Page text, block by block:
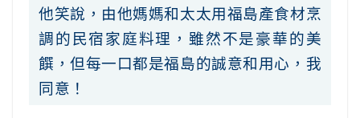
他笑說，由他媽媽和太太用福島產食材烹
調的民宿家庭料理，雖然不是豪華的美
饌，但每一口都是福島的誠意和用心，我
同意！